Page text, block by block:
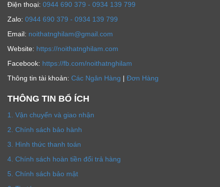
Ðiện thoại: 0944 690 379 - 0934 139 799
Zalo: 0944 690 379 - 0934 139 799
Email: noithatnghilam@gmail.com
Website: https://noithatnghilam.com
Facebook: https://fb.com/noithatnghilam
Thông tin tài khoản: Các Ngân Hàng | Đơn Hàng
THÔNG TIN BỔ ÍCH
1. Vận chuyển và giao nhận
2. Chính sách bảo hành
3. Hình thức thanh toán
4. Chính sách hoàn tiền đổi trả hàng
5. Chính sách bảo mật